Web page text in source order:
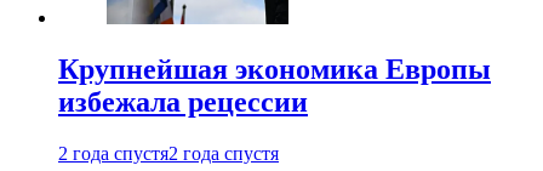
Крупнейшая экономика Европы
избежала рецессии
2 года спустя2 года спустя